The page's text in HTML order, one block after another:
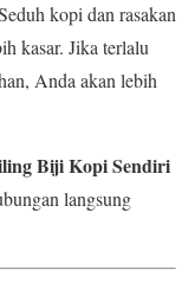
kopi dan rasakan
kasar. Jika terlalu
Anda akan lebih
Biji Kopi Sendiri
langsung